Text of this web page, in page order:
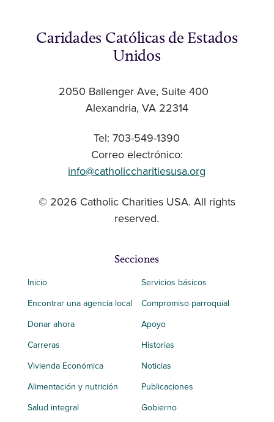
Caridades Católicas de Estados
Unidos
2050 Ballenger Ave, Suite 400
Alexandria, VA 22314
Tel: 703-549-1390
Correo electrónico:
info@catholiccharitiesusa.org
© 2026 Catholic Charities USA. All rights
reserved.
Secciones
Inicio
Encontrar una agencia local
Donar ahora
Carreras
Vivienda Económica
Alimentación y nutrición
Salud integral
Servicios básicos
Compromiso parroquial
Apoyo
Historias
Noticias
Publicaciones
Gobierno